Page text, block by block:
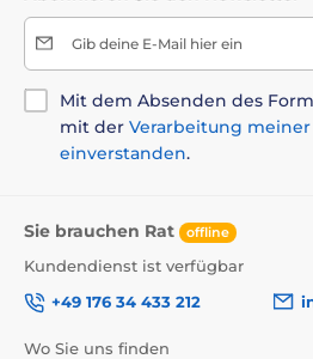
Gib deine E-Mail hier ein
Mit dem Absenden des
mit der Verarbeitung
einverstanden.
Sie brauchen Rat offline
Kundendienst ist verfügbar
+49 176 34 433 212
Wo Sie uns finden